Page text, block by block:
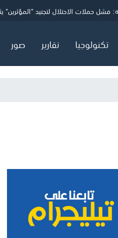
قيادة الحرب السيبرانية الأمريكية
المستوطنين الأثرياء تحرم خزينة
فشل حملات الاحتلال لتجنيد
تكنولوجيا تقارير صور